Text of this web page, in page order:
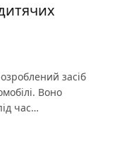
засіб
Воно
час…